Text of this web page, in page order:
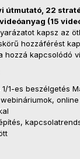
útmutató, 22
(15
kapsz az
hozzáférést
hozzá kapcsolódó
1-es beszélgetés